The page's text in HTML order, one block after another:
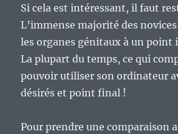
Si cela est intéressant, il faut
L’immense majorité des
les organes génitaux à un point
La plupart du temps, ce qui
pouvoir utiliser son ordinateur
désirés et point final !
Pour prendre une comparaison